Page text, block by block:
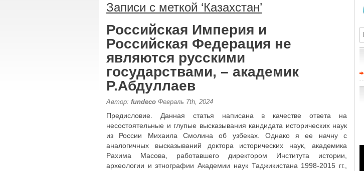
Записи с меткой ‘Казахстан’
Российская Империя и
Российская Федерация не
являются русскими
государствами, – академик
Р.Абдуллаев
Автор: fundeco Февраль 7th, 2024
Предисловие. Данная статья написана в качестве ответа на
несостоятельные и глупые высказывания кандидата исторических наук
из России Михаила Смолина об узбеках. Однако я ее начну с
аналогичных высказываний доктора исторических наук, академика
Рахима Масова, работавшего директором Института истории,
археологии и этнографии Академии наук Таджикистана 1998-2015 гг.,